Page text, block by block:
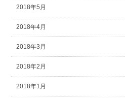
2018年5月
2018年4月
2018年3月
2018年2月
2018年1月